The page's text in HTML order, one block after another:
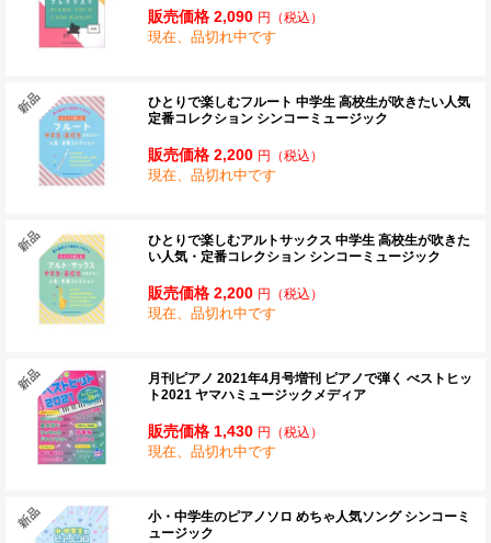
販売価格 2,090 円 （税込）
現在、品切れ中です
ひとりで楽しむフルート 中学生 高校生が吹きたい人気
定番コレクション シンコーミュージック
販売価格 2,200 円 （税込）
現在、品切れ中です
ひとりで楽しむアルトサックス 中学生 高校生が吹きた
い人気・定番コレクション シンコーミュージック
販売価格 2,200 円 （税込）
現在、品切れ中です
月刊ピアノ 2021年4月号増刊 ピアノで弾く べストヒッ
ト2021 ヤマハミュージックメディア
販売価格 1,430 円 （税込）
現在、品切れ中です
小・中学生のピアノソロ めちゃ人気ソング シンコーミ
ュージック